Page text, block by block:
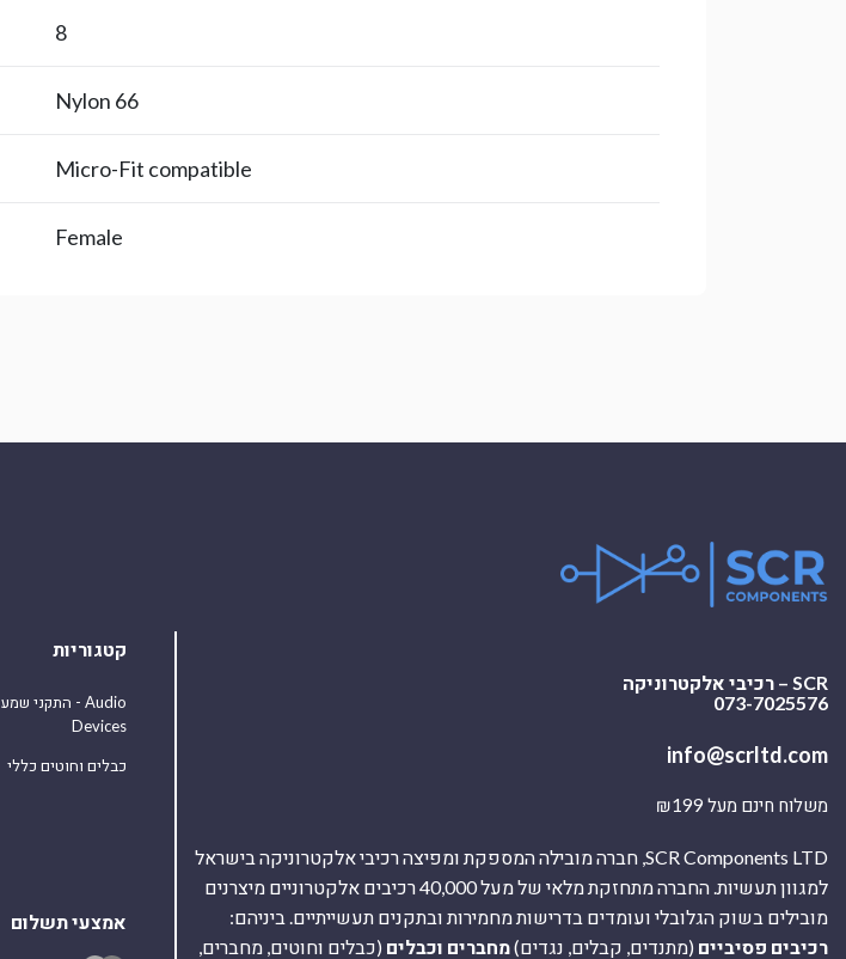
8
Nylon 66
Micro-Fit compatible
Female
SCR – רכיבי אלקטרוניקה
073-7025576
info@scrltd.com
משלוח חינם מעל ₪199
SCR Components LTD, חברה מובילה המספקת ומפיצה רכיבי אלקטרוניקה בישראל
למגוון תעשיות. החברה מתחזקת מלאי של מעל 40,000 רכיבים אלקטרוניים מיצרנים
מובילים בשוק הגלובלי ועומדים בדרישות מחמירות ובתקנים תעשייתיים. ביניהם:
רכיבים פסיביים (מתנדים, קבלים, נגדים)מחברים וכבלים (כבלים וחוטים, מחברים,
קטגוריות
התקני שמע - Audio
Devices
כבלים וחוטים כללי
אמצעי תשלום